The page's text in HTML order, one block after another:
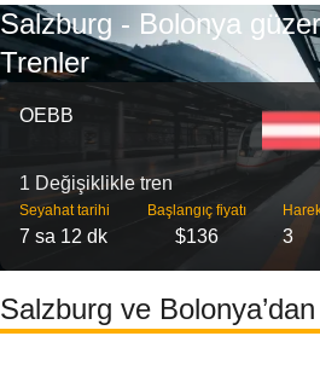
Salzburg - Bolonya
Trenler
OEBB
1 Değişiklikle tren
Seyahat tarihi
7 sa 12 dk
Başlangıç ​​fiyatı
$136 3
Salzburg ve